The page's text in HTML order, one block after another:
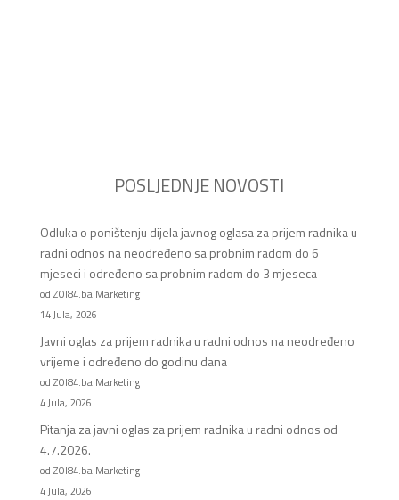
POSLJEDNJE NOVOSTI
Odluka o poništenju dijela javnog oglasa za prijem radnika u
radni odnos na neodređeno sa probnim radom do 6
mjeseci i određeno sa probnim radom do 3 mjeseca
od ZOI84.ba Marketing
14 Jula, 2026
Javni oglas za prijem radnika u radni odnos na neodređeno
vrijeme i određeno do godinu dana
od ZOI84.ba Marketing
4 Jula, 2026
Pitanja za javni oglas za prijem radnika u radni odnos od
4.7.2026.
od ZOI84.ba Marketing
4 Jula, 2026